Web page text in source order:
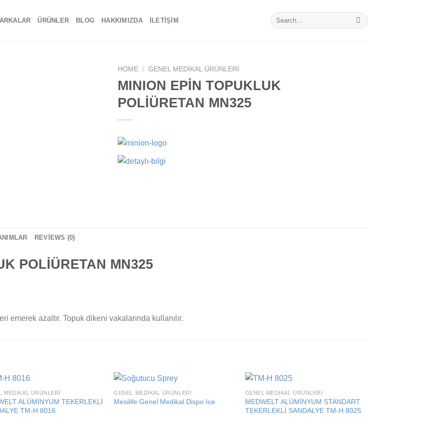
ÜRÜNLER BLOG HAKKIMIZDA İLETIŞIM
Search
for:
HOME / GENEL MEDIKAL ÜRÜNLERI
MINION EPİN TOPUKLUK
POLİÜRETAN MN325
REVIEWS (0)
POLİÜRETAN MN325
azaltır. Topuk dikeni vakalarında kullanılır.
Add to
wishlist
MEDIKAL ÜRÜNLERI
ALÜMİNYUM TEKERLEKLİ
TM-H 8016
wishlist
GENEL MEDIKAL ÜRÜNLERI
Mesilife Genel Medikal Dispo Ice
Add to
wishlist
GENEL MEDIKAL ÜRÜNLERI
MEDWELT ALÜMİNYUM STANDART
TEKERLEKLİ SANDALYE TM-H 8025